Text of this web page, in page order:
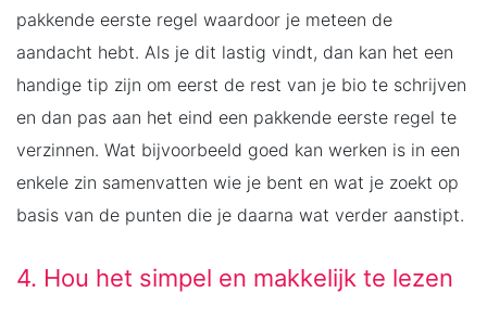
pakkende eerste regel waardoor je meteen de
aandacht hebt. Als je dit lastig vindt, dan kan het een
handige tip zijn om eerst de rest van je bio te schrijven
en dan pas aan het eind een pakkende eerste regel te
verzinnen. Wat bijvoorbeeld goed kan werken is in een
enkele zin samenvatten wie je bent en wat je zoekt op
basis van de punten die je daarna wat verder aanstipt.
4. Hou het simpel en makkelijk te lezen